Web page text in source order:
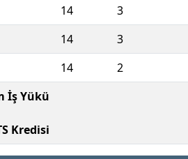
14 3
14 3
14 2
İş Yükü
Kredisi